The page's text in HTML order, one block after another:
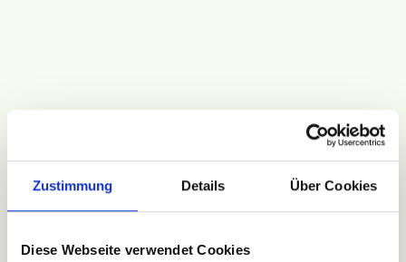
Zustimmung Details Über Cookies
Diese Webseite verwendet Cookies